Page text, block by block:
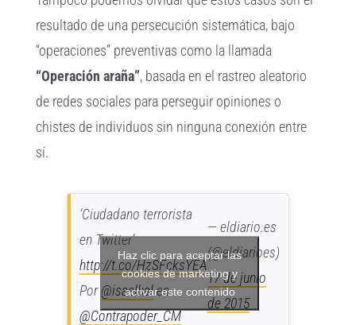
resultado de una persecución sistemática, bajo
“operaciones” preventivas como la llamada
“Operación araña”, basada en el rastreo aleatorio
de redes sociales para perseguir opiniones o
chistes de individuos sin ninguna conexión entre
sí.
‘Ciudadano terrorista
en Twitter’
http://t.co/HzSFcksYEA
Por@isaelbalen
@Contrapoder_CM
— eldiario.es
(@eldiarioes)
17 de junio
de 2015
Haz clic para aceptar las
cookies de marketing y
activar este contenido